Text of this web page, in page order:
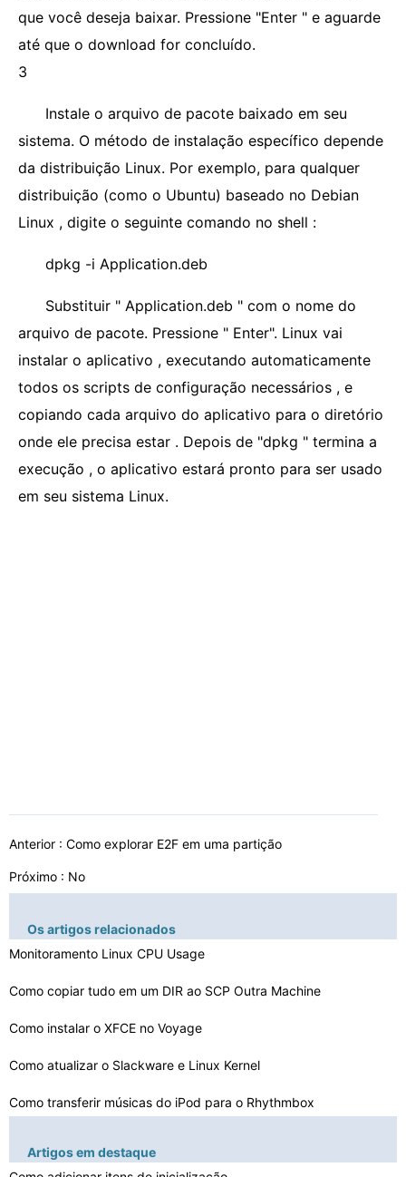
que você deseja baixar. Pressione "Enter " e aguarde
até que o download for concluído.
3
Instale o arquivo de pacote baixado em seu
sistema. O método de instalação específico depende
da distribuição Linux. Por exemplo, para qualquer
distribuição (como o Ubuntu) baseado no Debian
Linux , digite o seguinte comando no shell :
dpkg -i Application.deb
Substituir " Application.deb " com o nome do
arquivo de pacote. Pressione " Enter". Linux vai
instalar o aplicativo , executando automaticamente
todos os scripts de configuração necessários , e
copiando cada arquivo do aplicativo para o diretório
onde ele precisa estar . Depois de "dpkg " termina a
execução , o aplicativo estará pronto para ser usado
em seu sistema Linux.
Anterior : Como explorar E2F em uma partição
Próximo : No
Os artigos relacionados
Monitoramento Linux CPU Usage
Como copiar tudo em um DIR ao SCP Outra Machine
Como instalar o XFCE no Voyage
Como atualizar o Slackware e Linux Kernel
Como transferir músicas do iPod para o Rhythmbox
Artigos em destaque